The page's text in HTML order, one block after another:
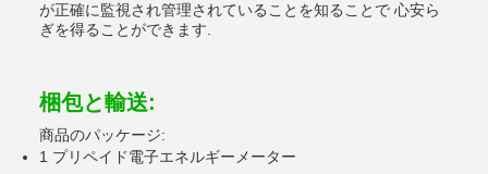
が正確に監視され管理されていることを知ることで 心安ら
ぎを得ることができます.
梱包と輸送:
商品のパッケージ:
1 プリペイド電子エネルギーメーター